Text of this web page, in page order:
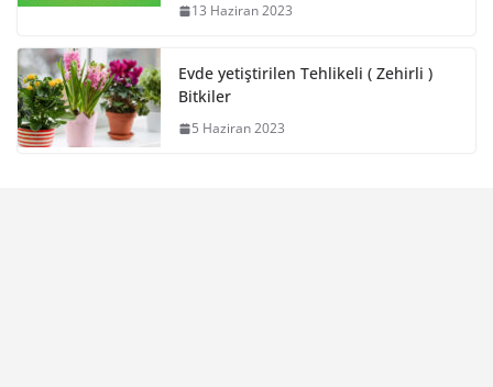
13 Haziran 2023
Evde yetiştirilen Tehlikeli ( Zehirli )
Bitkiler
5 Haziran 2023